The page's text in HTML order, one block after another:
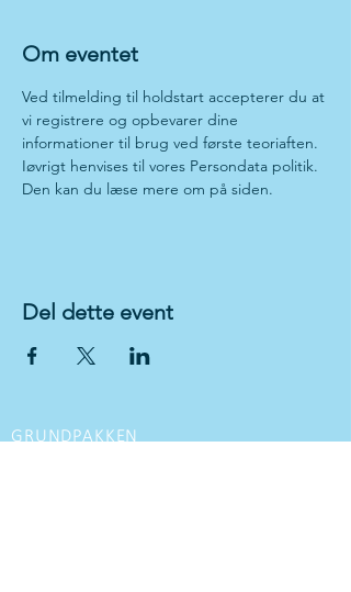
Om eventet
Ved tilmelding til holdstart accepterer du at
vi registrere og opbevarer dine
informationer til brug ved første teoriaften.
Iøvrigt henvises til vores Persondata politik.
Den kan du læse mere om på siden.
Del dette event
GRUNDPAKKEN